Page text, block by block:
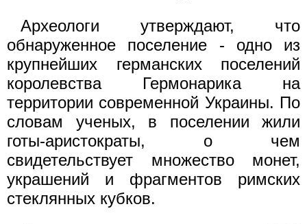
Археологи утверждают, что
обнаруженное поселение - одно из
крупнейших германских поселений
королевства Гермонарика на
территории современной Украины. По
словам ученых, в поселении жили
готы-аристократы, о чем
свидетельствует множество монет,
украшений и фрагментов римских
стеклянных кубков.